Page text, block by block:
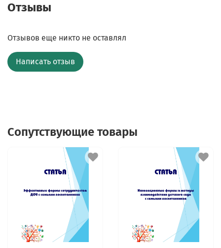
Отзывы
Отзывов еще никто не оставлял
Написать отзыв
Сопутствующие товары